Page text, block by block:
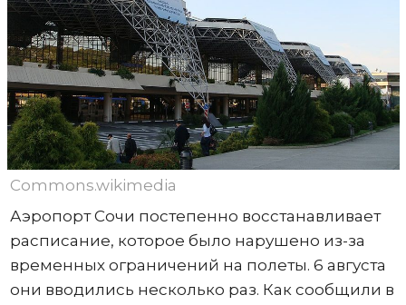
Commons.wikimedia
Аэропорт Сочи постепенно восстанавливает
расписание, которое было нарушено из-за
временных ограничений на полеты. 6 августа
они вводились несколько раз. Как сообщили в